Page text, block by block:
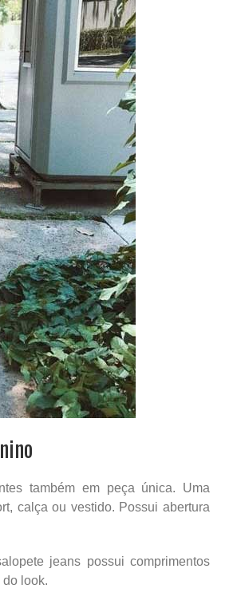
também em peça única. Uma
calça ou vestido. Possui abertura
jeans possui comprimentos
do look.